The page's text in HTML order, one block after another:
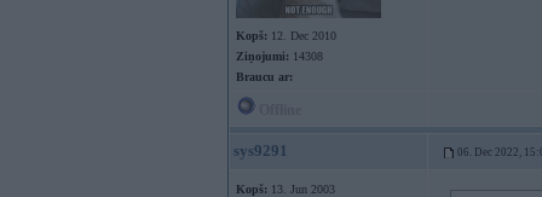
Kopš: 12. Dec 2010
Ziņojumi: 14308
Braucu ar:
sys9291 06. Dec 2022,
Kopš: 13. Jun 2003